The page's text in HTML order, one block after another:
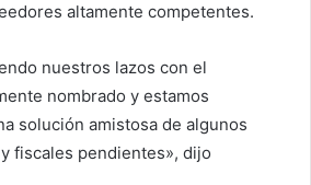
altamente competentes.
nuestros lazos con el
nombrado y estamos
solución amistosa de algunos
fiscales pendientes», dijo